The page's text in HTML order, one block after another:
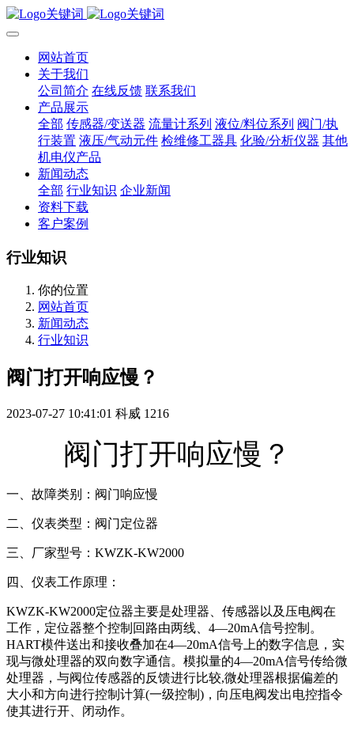
网站首页
关于我们
公司简介 在线反馈 联系我们
产品展示
全部 传感器/变送器 流量计系列 液位/料位系列 阀门/执
行装置 液压/气动元件 检维修工器具 化验/分析仪器 其他
机电仪产品
新闻动态
全部 行业知识 企业新闻
资料下载
客户案例
行业知识
你的位置
网站首页
新闻动态
行业知识
阀门打开响应慢？
2023-07-27 10:41:01 科威 1216
阀门打开响应慢？
一、故障类别：阀门响应慢
二、仪表类型：阀门定位器
三、厂家型号：KWZK-KW2000
四、仪表工作原理：
KWZK-KW2000定位器主要是处理器、传感器以及压电阀在
工作，定位器整个控制回路由两线、4—20mA信号控制。
HART模件送出和接收叠加在4—20mA信号上的数字信息，实
现与微处理器的双向数字通信。模拟量的4—20mA信号传给微
处理器，与阀位传感器的反馈进行比较,微处理器根据偏差的
大小和方向进行控制计算(一级控制)，向压电阀发出电控指令
使其进行开、闭动作。